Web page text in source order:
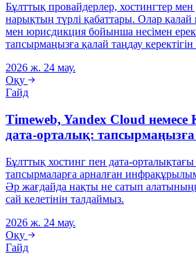
Бұлттық провайдерлер, хостингтер
нарықтың түрлі қабаттары. Олар
мен юрисдикция бойынша несімен
тапсырмаңызға қалай таңдау керектігін
2026 ж. 24 мау.
Оқу
Гайд
Timeweb, Yandex Cloud немесе
дата-орталық: тапсырмаңызға
Бұлттық хостинг пен дата-
тапсырмаларға арналған
Әр жағдайда нақты не сатып
сай келетінін талдаймыз.
2026 ж. 24 мау.
Оқу
Гайд